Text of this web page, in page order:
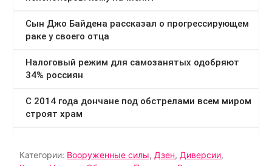
Категории: Вооруженные силы, Дзен, Диверсии,